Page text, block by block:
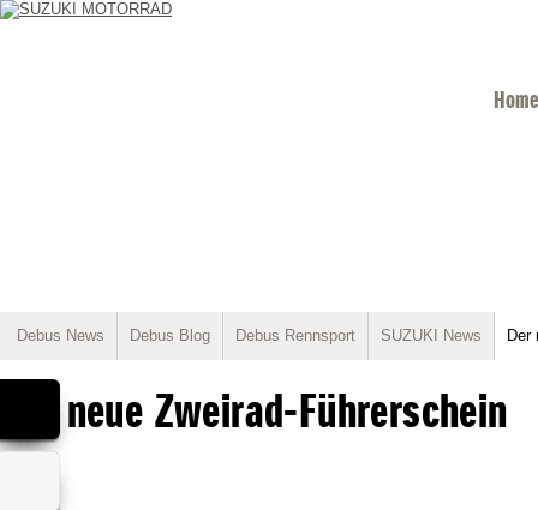
Debus News Debus Blog Debus Rennsport SUZUKI News Der
Home
Der neue Zweirad-Führerschein